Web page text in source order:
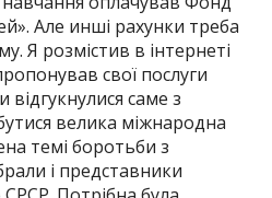
Але инші рахунки треба
Я розмістив в інтернеті
свої послуги
саме з
велика міжнародна
темі боротьби з
і представники